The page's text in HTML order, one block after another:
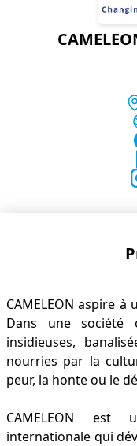
CAMELEON aspire
Dans une société
insidieuses,
nourries par la
peur, la honte ou le
CAMELEON est
internationale qui